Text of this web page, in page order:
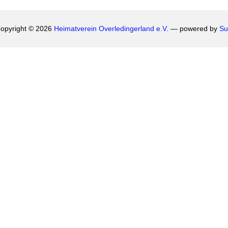
© 2026 Heimatverein Overledingerland e.V. — powered by